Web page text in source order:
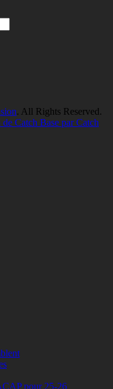
. All Rights Reserved.
Catch Base par Catch
pour 25-26